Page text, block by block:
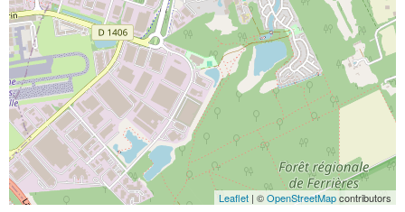
Leaflet | ©OpenStreetMapcontributors